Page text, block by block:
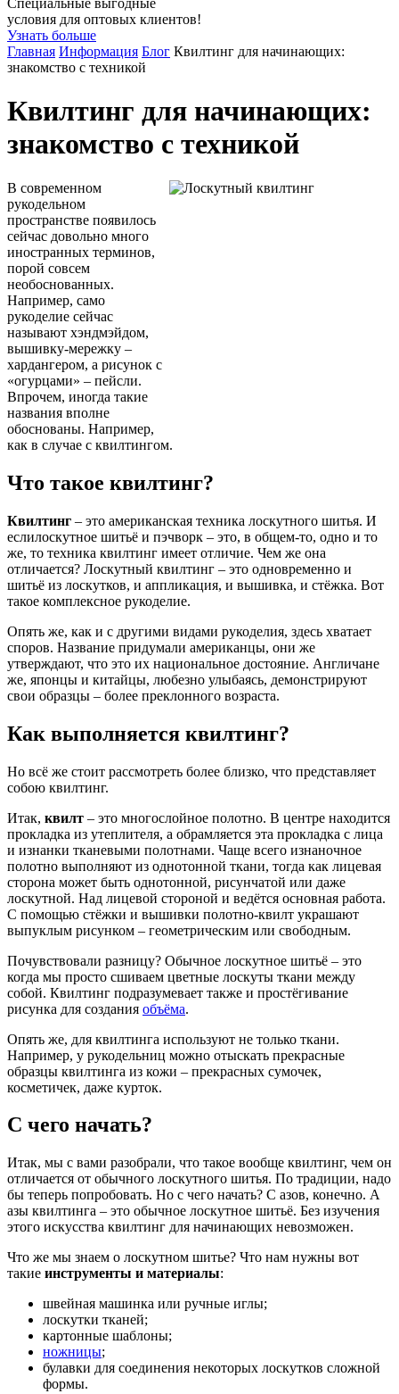
Специальные выгодные
условия для оптовых клиентов!
Узнать больше
Главная Информация Блог Квилтинг для начинающих:
знакомство с техникой
Квилтинг для начинающих:
знакомство с техникой
В современном
рукодельном
пространстве появилось
сейчас довольно много
иностранных терминов,
порой совсем
необоснованных.
Например, само
рукоделие сейчас
называют хэндмэйдом,
вышивку-мережку –
хардангером, а рисунок с
«огурцами» – пейсли.
Впрочем, иногда такие
названия вполне
обоснованы. Например,
как в случае с квилтингом.
Что такое квилтинг?
Квилтинг – это американская техника лоскутного шитья. И
еслилоскутное шитьё и пэчворк – это, в общем-то, одно и то
же, то техника квилтинг имеет отличие. Чем же она
отличается? Лоскутный квилтинг – это одновременно и
шитьё из лоскутков, и аппликация, и вышивка, и стёжка. Вот
такое комплексное рукоделие.
Опять же, как и с другими видами рукоделия, здесь хватает
споров. Название придумали американцы, они же
утверждают, что это их национальное достояние. Англичане
же, японцы и китайцы, любезно улыбаясь, демонстрируют
свои образцы – более преклонного возраста.
Как выполняется квилтинг?
Но всё же стоит рассмотреть более близко, что представляет
собою квилтинг.
Итак, квилт – это многослойное полотно. В центре находится
прокладка из утеплителя, а обрамляется эта прокладка с лица
и изнанки тканевыми полотнами. Чаще всего изнаночное
полотно выполняют из однотонной ткани, тогда как лицевая
сторона может быть однотонной, рисунчатой или даже
лоскутной. Над лицевой стороной и ведётся основная работа.
С помощью стёжки и вышивки полотно-квилт украшают
выпуклым рисунком – геометрическим или свободным.
Почувствовали разницу? Обычное лоскутное шитьё – это
когда мы просто сшиваем цветные лоскуты ткани между
собой. Квилтинг подразумевает также и простёгивание
рисунка для создания объёма.
Опять же, для квилтинга используют не только ткани.
Например, у рукодельниц можно отыскать прекрасные
образцы квилтинга из кожи – прекрасных сумочек,
косметичек, даже курток.
С чего начать?
Итак, мы с вами разобрали, что такое вообще квилтинг, чем он
отличается от обычного лоскутного шитья. По традиции, надо
бы теперь попробовать. Но с чего начать? С азов, конечно. А
азы квилтинга – это обычное лоскутное шитьё. Без изучения
этого искусства квилтинг для начинающих невозможен.
Что же мы знаем о лоскутном шитье? Что нам нужны вот
такие инструменты и материалы:
швейная машинка или ручные иглы;
лоскутки тканей;
картонные шаблоны;
ножницы;
булавки для соединения некоторых лоскутков сложной
формы.